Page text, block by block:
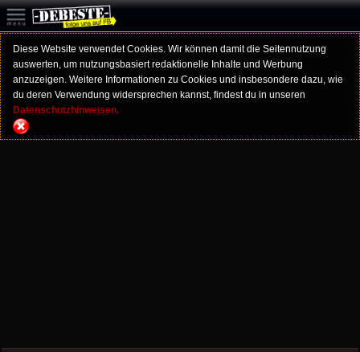
Diese Website verwendet Cookies. Wir können damit die Seitennutzung
auswerten, um nutzungsbasiert redaktionelle Inhalte und Werbung
anzuzeigen. Weitere Informationen zu Cookies und insbesondere dazu, wie
du deren Verwendung widersprechen kannst, findest du in unseren
Datenschutzhinweisen.